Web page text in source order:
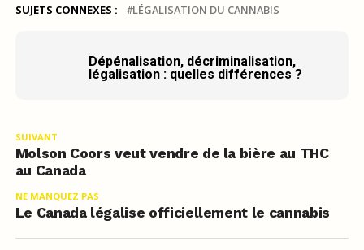
SUJETS CONNEXES : LÉGALISATION DU CANNABIS
Dépénalisation, décriminalisation,
légalisation : quelles différences ?
SUIVANT
Molson Coors veut vendre de la bière au THC
au Canada
NE MANQUEZ PAS
Le Canada légalise officiellement le cannabis